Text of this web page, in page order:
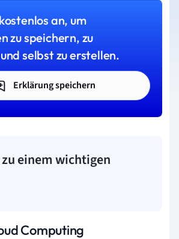
an, um
zu speichern, zu
selbst zu erstellen.
Erklärung speichern
einem wichtigen
Computing